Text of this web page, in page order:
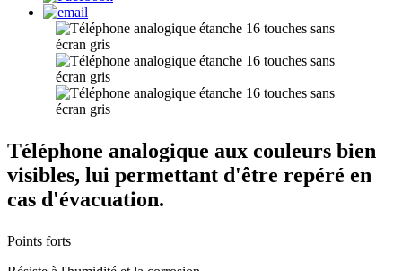
Téléphone analogique aux couleurs bien
visibles, lui permettant d'être repéré en
cas d'évacuation.
Points forts